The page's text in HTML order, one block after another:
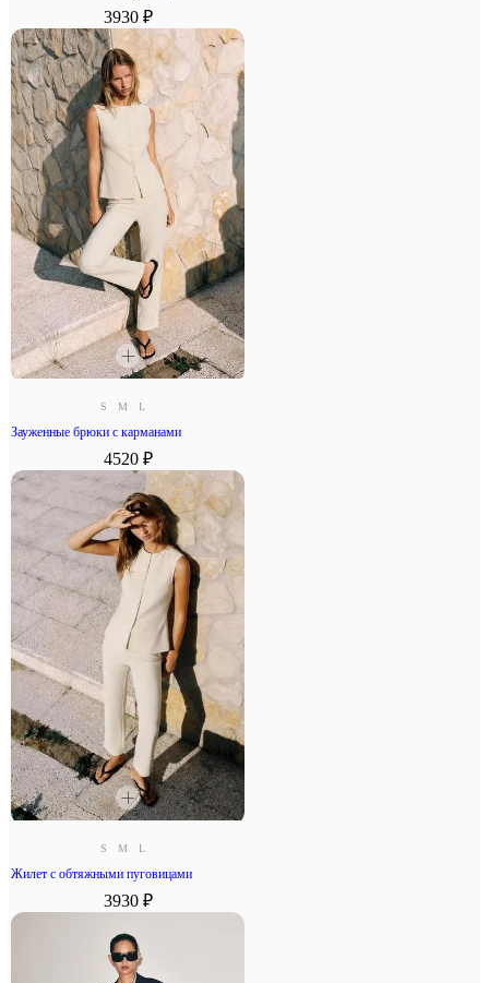
3930 ₽
S M L
Зауженные брюки с карманами
4520 ₽
S M L
Жилет с обтяжными пуговицами
3930 ₽